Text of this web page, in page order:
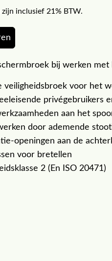
inclusief 21% BTW.
bij werken met
veiligheidsbroek voor het
privégebruikers
aan het
door ademende
openingen aan de
voor bretellen
2 (En ISO 20471)